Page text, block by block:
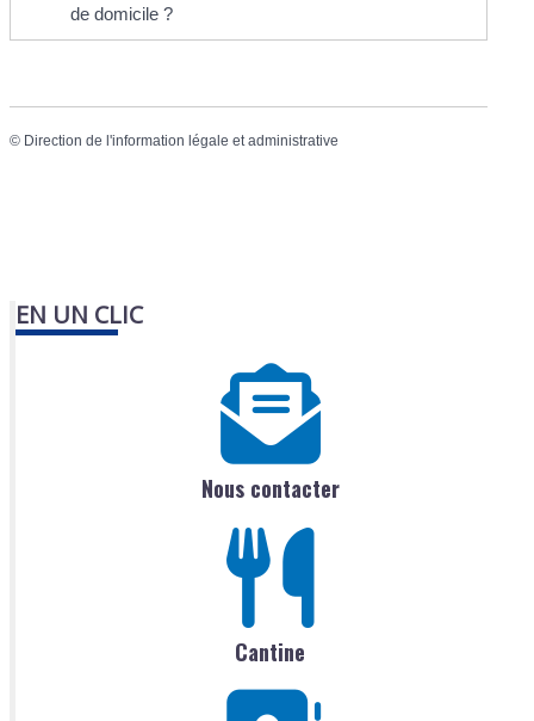
de domicile ?
© Direction de l'information légale et administrative
EN UN CLIC
Nous contacter
Cantine